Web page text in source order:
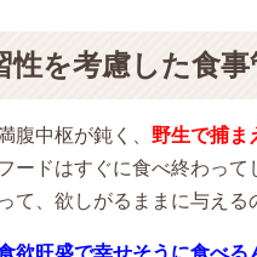
性を考慮した食事
腹中枢が鈍く、 野生で捕ま
ードはすぐに食べ終わって
て、欲しがるままに与える
欲旺盛で幸せそうに食べ